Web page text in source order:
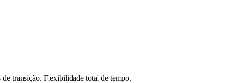
transição. Flexibilidade total de tempo.